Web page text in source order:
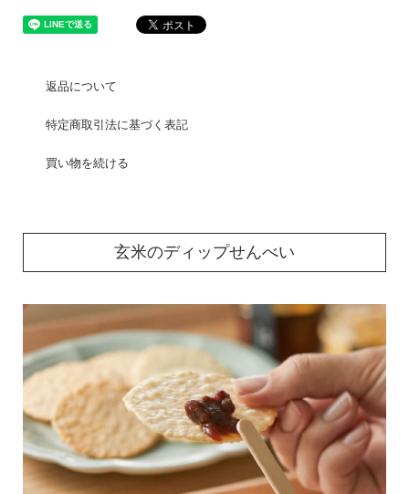
返品について
特定商取引法に基づく表記
買い物を続ける
玄米のディップせんべい